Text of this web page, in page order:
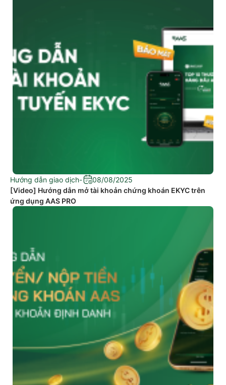
Hướng dẫn giao dịch-
08/08/2025
[Video] Hướng dẫn mở tài khoản chứng khoán EKYC trên
ứng dụng AAS PRO